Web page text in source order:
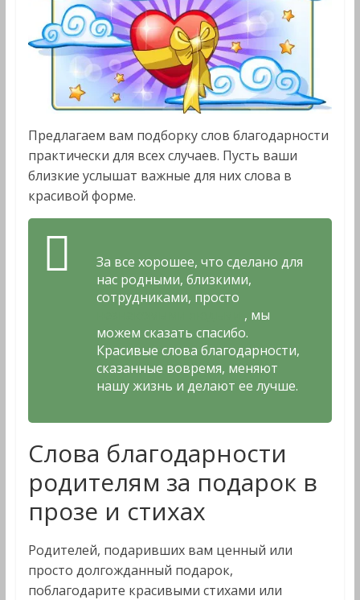
Предлагаем вам подборку слов благодарности
практически для всех случаев. Пусть ваши
близкие услышат важные для них слова в
красивой форме.
За все хорошее, что сделано для
нас родными, близкими,
сотрудниками, просто
, мы
можем сказать спасибо.
Красивые слова благодарности,
сказанные вовремя, меняют
нашу жизнь и делают ее лучше.
Слова благодарности
родителям за подарок в
прозе и стихах
Родителей, подаривших вам ценный или
просто долгожданный подарок,
поблагодарите красивыми стихами или